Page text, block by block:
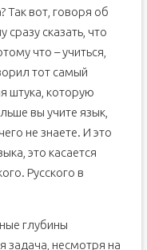
английского
и бесплатно
самостоятельно
Так вот, говоря об
сразу сказать, что
что – учиться,
тот самый
штука, которую
вы учите язык,
не знаете. И это
это касается
Русского в
глубины
задача, несмотря на